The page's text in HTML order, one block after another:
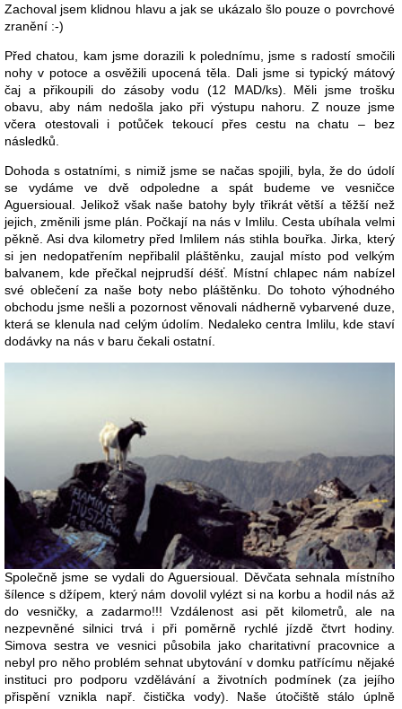
Zachoval jsem klidnou hlavu a jak se ukázalo šlo pouze o povrchové
zranění :-)
Před chatou, kam jsme dorazili k polednímu, jsme s radostí smočili
nohy v potoce a osvěžili upocená těla. Dali jsme si typický mátový
čaj a přikoupili do zásoby vodu (12 MAD/ks). Měli jsme trošku
obavu, aby nám nedošla jako při výstupu nahoru. Z nouze jsme
včera otestovali i potůček tekoucí přes cestu na chatu – bez
následků.
Dohoda s ostatními, s nimiž jsme se načas spojili, byla, že do údolí
se vydáme ve dvě odpoledne a spát budeme ve vesničce
Aguersioual. Jelikož však naše batohy byly třikrát větší a těžší než
jejich, změnili jsme plán. Počkají na nás v Imlilu. Cesta ubíhala velmi
pěkně. Asi dva kilometry před Imlilem nás stihla bouřka. Jirka, který
si jen nedopatřením nepřibalil pláštěnku, zaujal místo pod velkým
balvanem, kde přečkal nejprudší déšť. Místní chlapec nám nabízel
své oblečení za naše boty nebo pláštěnku. Do tohoto výhodného
obchodu jsme nešli a pozornost věnovali nádherně vybarvené duze,
která se klenula nad celým údolím. Nedaleko centra Imlilu, kde staví
dodávky na nás v baru čekali ostatní.
Společně jsme se vydali do Aguersioual. Děvčata sehnala místního
šílence s džípem, který nám dovolil vylézt si na korbu a hodil nás až
do vesničky, a zadarmo!!! Vzdálenost asi pět kilometrů, ale na
nezpevněné silnici trvá i při poměrně rychlé jízdě čtvrt hodiny.
Simova sestra ve vesnici působila jako charitativní pracovnice a
nebyl pro něho problém sehnat ubytování v domku patřícímu nějaké
instituci pro podporu vzdělávání a životních podmínek (za jejího
přispění vznikla např. čistička vody). Naše útočiště stálo úplně